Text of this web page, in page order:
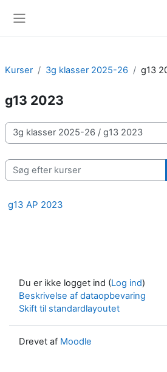
Kurser 3g klasser 2025-26 g13
g13 2023
Kursuskategorier
Søg efter kurser
g13 AP 2023
Du er ikke logget ind (Log ind)
Beskrivelse af dataopbevaring
Skift til standardlayoutet
Drevet af Moodle